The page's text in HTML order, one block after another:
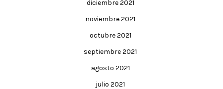
diciembre 2021
noviembre 2021
octubre 2021
septiembre 2021
agosto 2021
julio 2021